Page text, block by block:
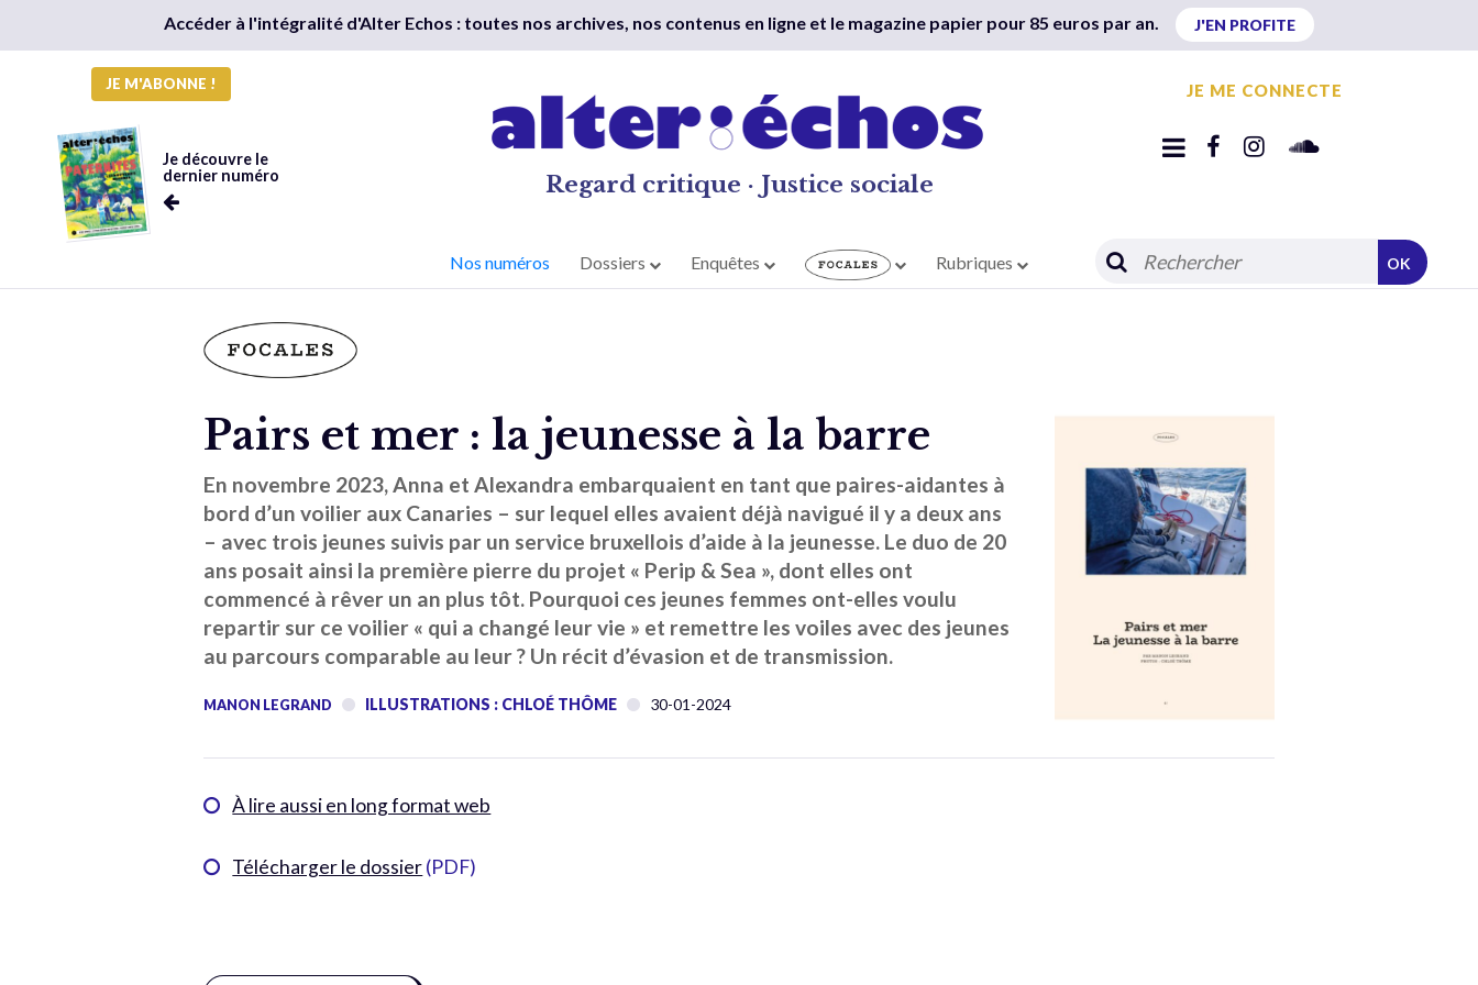
Accéder à l'intégralité d'Alter Echos : toutes nos archives, nos contenus en ligne et le magazine papier pour 85 euros par an. J'EN PROFITE
JE M'ABONNE !
Je découvre le
dernier numéro
Regard critique · Justice sociale
JE ME CONNECTE
Nos numéros Dossiers Enquêtes Rubriques OK
Pairs et mer : la jeunesse à la barre
En novembre 2023, Anna et Alexandra embarquaient en tant que paires-aidantes à
bord d’un voilier aux Canaries – sur lequel elles avaient déjà navigué il y a deux ans
– avec trois jeunes suivis par un service bruxellois d’aide à la jeunesse. Le duo de 20
ans posait ainsi la première pierre du projet « Perip & Sea », dont elles ont
commencé à rêver un an plus tôt. Pourquoi ces jeunes femmes ont-elles voulu
repartir sur ce voilier « qui a changé leur vie » et remettre les voiles avec des jeunes
au parcours comparable au leur ? Un récit d’évasion et de transmission.
MANON LEGRAND ILLUSTRATIONS : CHLOÉ THÔME 30-01-2024
À lire aussi en long format web
Télécharger le dossier(PDF)